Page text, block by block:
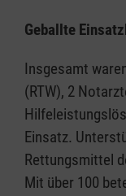
Geballte
Insgesamt
(RTW), 2
Einsatz.
Rettungsmittel
Mit über 100